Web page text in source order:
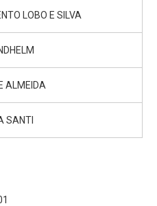
LOBO E SILVA
ALMEIDA
SANTI